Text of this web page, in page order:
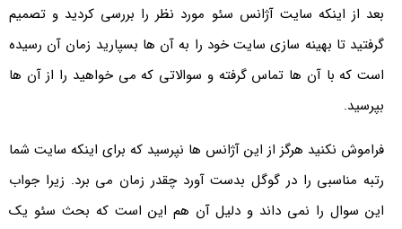
بعد از اینکه سایت آژانس سئو مورد نظر را بررسی کردید و تصمیم
گرفتید تا بهینه سازی سایت خود را به آن ها بسپارید زمان آن رسیده
است که با آن ها تماس گرفته و سوالاتی که می خواهید را از آن ها
بپرسید.
فراموش نکنید هرگز از این آژانس ها نپرسید که برای اینکه سایت شما
رتبه مناسبی را در گوگل بدست آورد چقدر زمان می برد. زیرا جواب
این سوال را نمی داند و دلیل آن هم این است که بحث سئو یک